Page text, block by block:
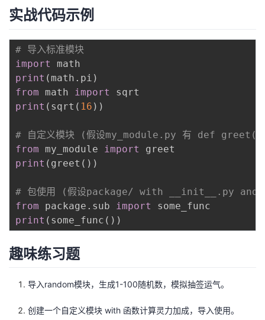
注
开
发
者
学
堂
的
课
程
我
的
认
证
我
的
实
我
的
的
Programs
我
的
支
持
的
术
支
持
我
云
声
建
实战代码示例
# 导入标准模块
import
print ( math . pi )
from math import
print ( sqrt ( 16 ) )
# 自定义模块 (假设my_module.py 有 def
from my_module import
print ( greet ( ) )
# 包使用 (假设package/ with __init__.py and
from package . sub import
print ( some_func ( ) )
趣味练习题
导入random模块，生成1-100随机数，模拟抽签运气。
创建一个自定义模块 with 函数计算灵力加成，导入使用。